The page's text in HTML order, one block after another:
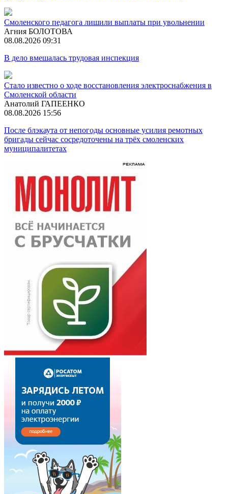
Смоленского педагога лишили выплаты при увольнении
Агния БОЛОТОВА
08.08.2026 09:31
В дело вмешалась трудовая инспекция
Стало известно о ходе восстановления электроснабжения в
Смоленской области
Анатолий ГАПЕЕНКО
08.08.2026 15:56
После блэкаута от непогоды основные усилия ремотных
бригады сейчас сосредоточены на трёх смоленских
муниципалитетах